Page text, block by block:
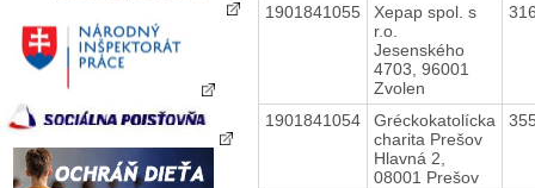
1901841055
Xepap spol. s
r.o.
Jesenského
4703, 96001
Zvolen
1901841054
Gréckokatolícka
charita Prešov
Hlavná 2,
08001 Prešov